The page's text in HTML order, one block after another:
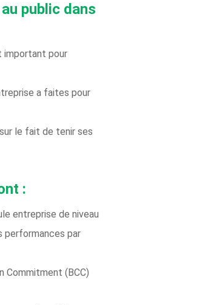
public dans
important pour
a faites pour
le fait de tenir ses
:
entreprise de niveau
performances par
Commitment (BCC)